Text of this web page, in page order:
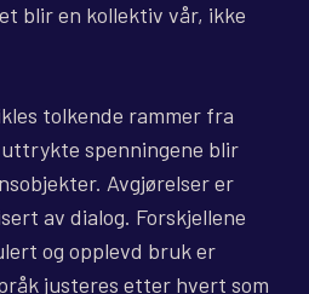
blir en kollektiv vår, ikke
tolkende rammer fra
spenningene blir
Avgjørelser er
av dialog. Forskjellene
og opplevd bruk er
justeres etter hvert som